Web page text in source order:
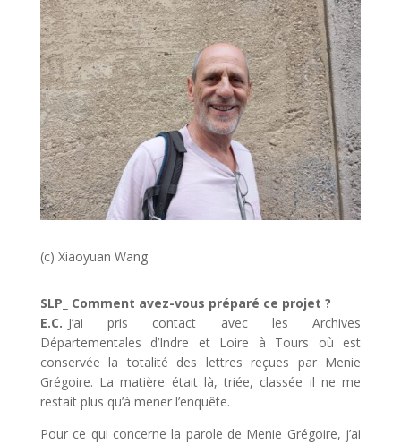
(c) Xiaoyuan Wang
SLP_ Comment avez-vous préparé ce projet ?
E.C._ J’ai pris contact avec les Archives
Départementales d’Indre et Loire à Tours où est
conservée la totalité des lettres reçues par Menie
Grégoire. La matière était là, triée, classée il ne me
restait plus qu’à mener l’enquête.
Pour ce qui concerne la parole de Menie Grégoire, j’ai